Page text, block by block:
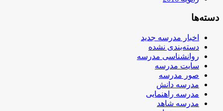
دسته‌ها
اخبار مدرسه جدید
دسته‌بندی نشده
روانشناسی مدرسه
سایت مدرسه
صور مدرسه
مدرسه دانش
مدرسه راهنمایی
مدرسه شاهد